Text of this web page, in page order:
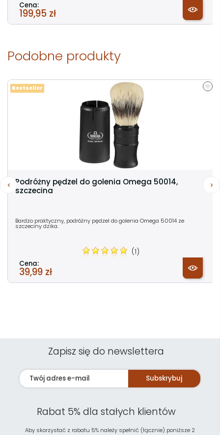
Cena:
199,95 zł
Podobne produkty
Podróżny pędzel do golenia Omega 50014,
szczecina
Bardzo praktyczny, podróżny pędzel do golenia Omega 50014 ze
szczeciny dzika.
(1)
Cena:
39,99 zł
Bestseller
Zapisz się do newslettera
Subskrybuj
Rabat 5% dla stałych klientów
Aby skorzystać z rabatu 5% należy spełnić (łącznie) poniższe 2